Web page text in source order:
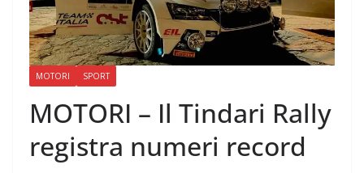
MOTORI SPORT
MOTORI – Il Tindari Rally
registra numeri record